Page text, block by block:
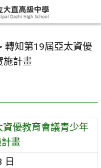
轉知第19屆亞太資優
施計畫
優教育會議青少年
畫
日